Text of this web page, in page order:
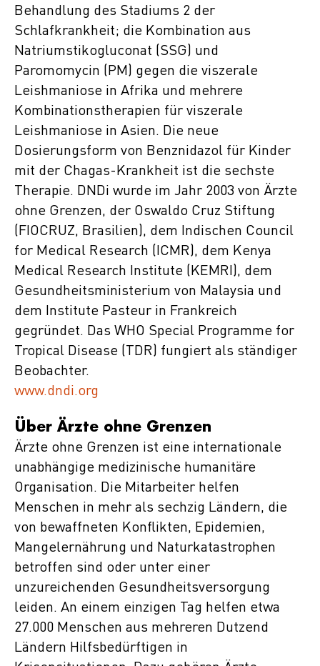
Behandlung des Stadiums 2 der
Schlafkrankheit; die Kombination aus
Natriumstikogluconat (SSG) und
Paromomycin (PM) gegen die viszerale
Leishmaniose in Afrika und mehrere
Kombinationstherapien für viszerale
Leishmaniose in Asien. Die neue
Dosierungsform von Benznidazol für Kinder
mit der Chagas-Krankheit ist die sechste
Therapie. DNDi wurde im Jahr 2003 von Ärzte
ohne Grenzen, der Oswaldo Cruz Stiftung
(FIOCRUZ, Brasilien), dem Indischen Council
for Medical Research (ICMR), dem Kenya
Medical Research Institute (KEMRI), dem
Gesundheitsministerium von Malaysia und
dem Institute Pasteur in Frankreich
gegründet. Das WHO Special Programme for
Tropical Disease (TDR) fungiert als ständiger
Beobachter.
www.dndi.org
Über Ärzte ohne Grenzen
Ärzte ohne Grenzen ist eine internationale
unabhängige medizinische humanitäre
Organisation. Die Mitarbeiter helfen
Menschen in mehr als sechzig Ländern, die
von bewaffneten Konflikten, Epidemien,
Mangelernährung und Naturkatastrophen
betroffen sind oder unter einer
unzureichenden Gesundheitsversorgung
leiden. An einem einzigen Tag helfen etwa
27.000 Menschen aus mehreren Dutzend
Ländern Hilfsbedürftigen in